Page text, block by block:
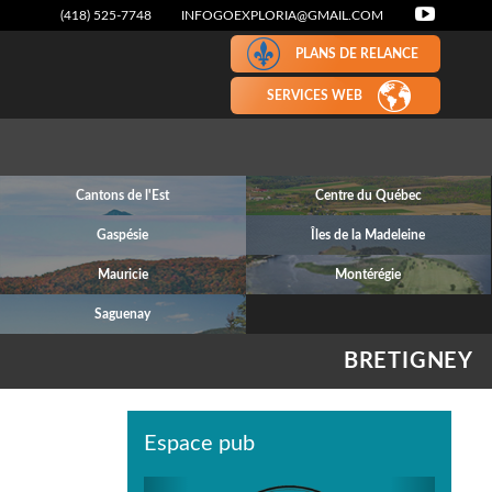
(418) 525-7748 INFOGOEXPLORIA@GMAIL.COM
PLANS DE RELANCE
SERVICES WEB
Cantons de l'Est Centre du Québec
Gaspésie Îles de la Madeleine
Mauricie Montérégie
Saguenay
BRETIGNEY
Espace pub